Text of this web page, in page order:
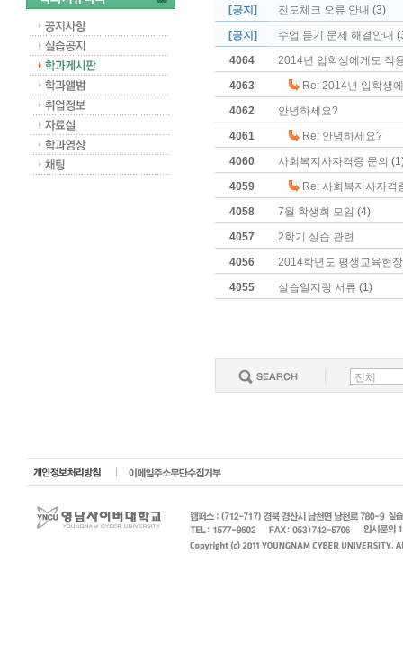
[공지]
진도체크 오류 안내 (3)
[공지]
수업 듣기 문제 해결안내
4064
2014년 입학생에게도 적
4063
Re: 2014년 입학생
4062
안녕하세요?
4061
Re: 안녕하세요?
4060
사회복지사자격증 문의
4059
Re: 사회복지사자격
4058
7월 학생회 모임 (4)
4057
2학기 실습 관련
4056
2014학년도 평생교육현
4055
실습일지랑 서류 (1)